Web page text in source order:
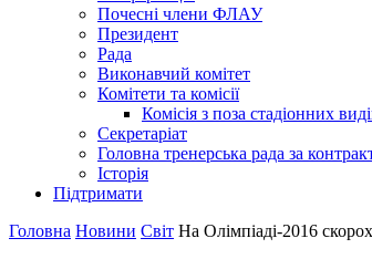
Почесні члени ФЛАУ
Президент
Рада
Виконавчий комітет
Комітети та комісії
Комісія з поза стадіонних
Секретаріат
Головна тренерська рада за
Історія
Підтримати
Головна Новини Світ На Олімпіаді-2016